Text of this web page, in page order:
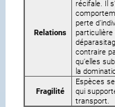
Relations
récifale. Il
perte
contraire
qu’elles
la
Fragilité
Espèces
qui
transport.